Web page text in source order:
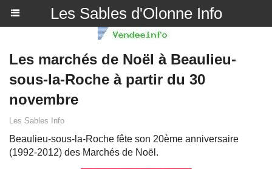
Les Sables d'Olonne Info
Les marchés de Noël à Beaulieu-
sous-la-Roche à partir du 30
novembre
Les Sables Info
Beaulieu-sous-la-Roche fête son 20ème anniversaire
(1992-2012) des Marchés de Noël.